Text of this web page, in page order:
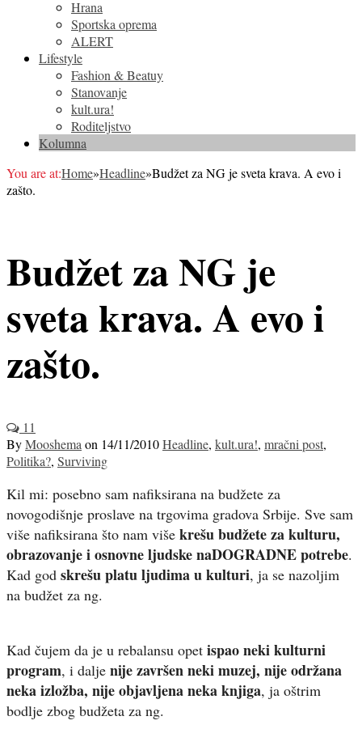
Hrana
Sportska oprema
ALERT
Lifestyle
Fashion & Beatuy
Stanovanje
kult.ura!
Roditeljstvo
Kolumna
You are at:Home»Headline»Budžet za NG je sveta krava. A evo i
zašto.
Budžet za NG je
sveta krava. A evo i
zašto.
11
ByMooshema on 14/11/2010Headline, kult.ura!, mračni post,
Politika?, Surviving
Kil mi: posebno sam nafiksirana na budžete za
novogodišnje proslave na trgovima gradova Srbije. Sve sam
više nafiksirana što nam više krešu budžete za kulturu,
obrazovanje i osnovne ljudske naDOGRADNE potrebe.
Kad god skrešu platu ljudima u kulturi, ja se nazoljim
na budžet za ng.
Kad čujem da je u rebalansu opet ispao neki kulturni
program, i dalje nije završen neki muzej, nije održana
neka izložba, nije objavljena neka knjiga, ja oštrim
bodlje zbog budžeta za ng.